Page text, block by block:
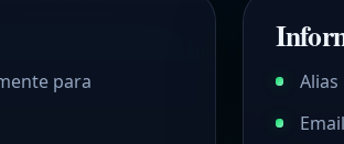
para
Alias